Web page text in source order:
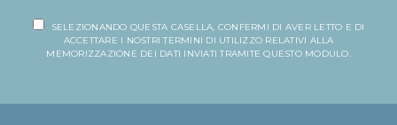
SELEZIONANDO QUESTA CASELLA, CONFERMI DI AVER LETTO E DI
ACCETTARE I NOSTRI TERMINI DI UTILIZZO RELATIVI ALLA
MEMORIZZAZIONE DEI DATI INVIATI TRAMITE QUESTO MODULO.